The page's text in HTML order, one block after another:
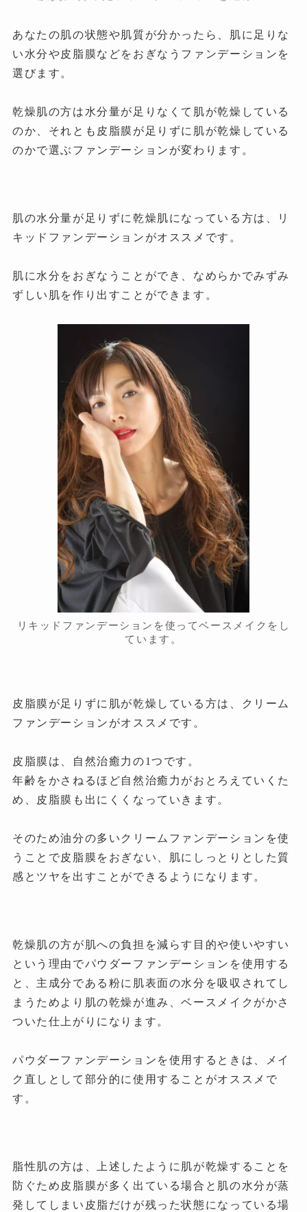
あなたの肌の状態や肌質が分かったら、肌に足りな
い水分や皮脂膜などをおぎなうファンデーションを
選びます。
乾燥肌の方は水分量が足りなくて肌が乾燥している
のか、それとも皮脂膜が足りずに肌が乾燥している
のかで選ぶファンデーションが変わります。
肌の水分量が足りずに乾燥肌になっている方は、リ
キッドファンデーションがオススメです。
肌に水分をおぎなうことができ、なめらかでみずみ
ずしい肌を作り出すことができます。
リキッドファンデーションを使ってベースメイクをし
ています。
皮脂膜が足りずに肌が乾燥している方は、クリーム
ファンデーションがオススメです。
皮脂膜は、自然治癒力の1つです。
年齢をかさねるほど自然治癒力がおとろえていくた
め、皮脂膜も出にくくなっていきます。
そのため油分の多いクリームファンデーションを使
うことで皮脂膜をおぎない、肌にしっとりとした質
感とツヤを出すことができるようになります。
乾燥肌の方が肌への負担を減らす目的や使いやすい
という理由でパウダーファンデーションを使用する
と、主成分である粉に肌表面の水分を吸収されてし
まうためより肌の乾燥が進み、ベースメイクがかさ
ついた仕上がりになります。
パウダーファンデーションを使用するときは、メイ
ク直しとして部分的に使用することがオススメで
す。
脂性肌の方は、上述したように肌が乾燥することを
防ぐため皮脂膜が多く出ている場合と肌の水分が蒸
発してしまい皮脂だけが残った状態になっている場